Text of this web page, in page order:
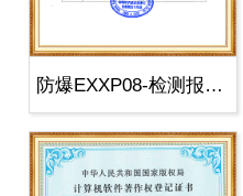
防爆EXXP08-检测报告-3